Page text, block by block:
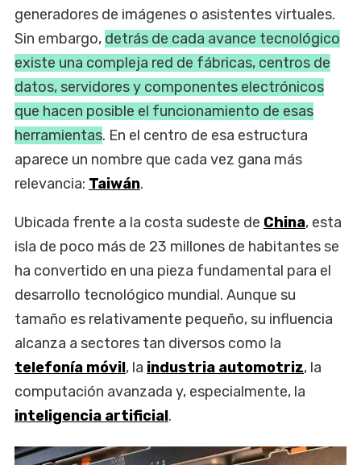
generadores de imágenes o asistentes virtuales.
Sin embargo, detrás de cada avance tecnológico
existe una compleja red de fábricas, centros de
datos, servidores y componentes electrónicos
que hacen posible el funcionamiento de esas
herramientas. En el centro de esa estructura
aparece un nombre que cada vez gana más
relevancia: Taiwán.
Ubicada frente a la costa sudeste de China, esta
isla de poco más de 23 millones de habitantes se
ha convertido en una pieza fundamental para el
desarrollo tecnológico mundial. Aunque su
tamaño es relativamente pequeño, su influencia
alcanza a sectores tan diversos como la
telefonía móvil, la industria automotriz, la
computación avanzada y, especialmente, la
inteligencia artificial.